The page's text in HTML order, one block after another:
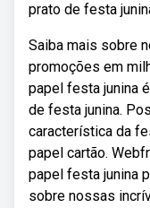
prato de festa
Saiba mais sobre
promoções em
papel festa junina
de festa junina.
característica da
papel cartão.
papel festa junina
sobre nossas